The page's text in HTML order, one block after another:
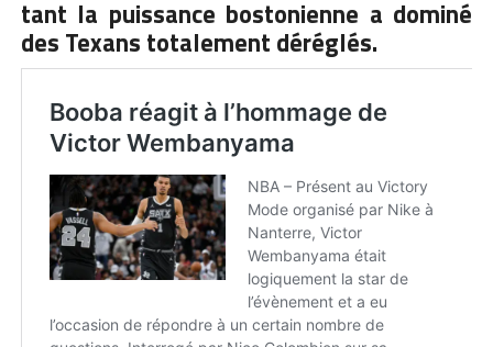
tant la puissance bostonienne a dominé
des Texans totalement déréglés.